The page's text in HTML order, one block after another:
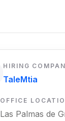
HIRING
TaleMtia
OFFICE
Las Palmas de